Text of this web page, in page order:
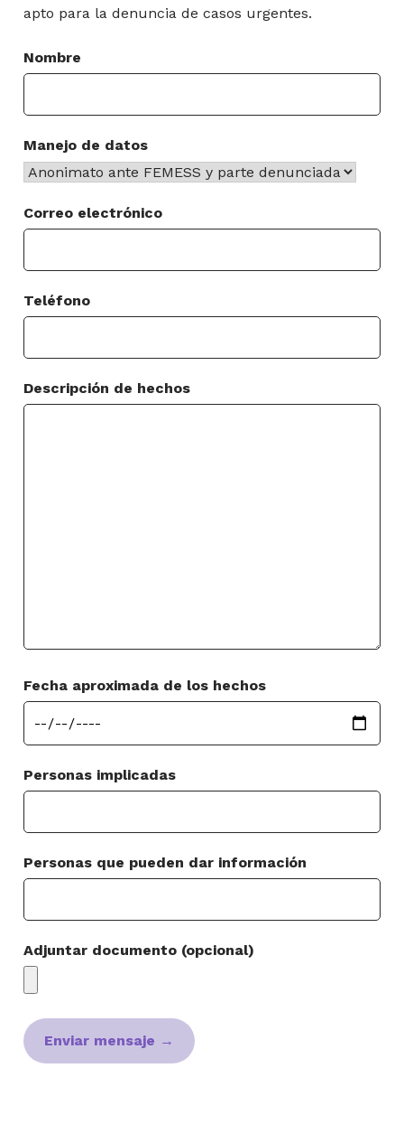
apto para la denuncia de casos urgentes.
Nombre
Manejo de datos
Correo electrónico
Teléfono
Descripción de hechos
Fecha aproximada de los hechos
Personas implicadas
Personas que pueden dar información
Adjuntar documento (opcional)